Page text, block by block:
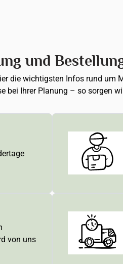
und
die wichtigsten Infos rund um
bei Ihrer Planung – so sorgen
von uns